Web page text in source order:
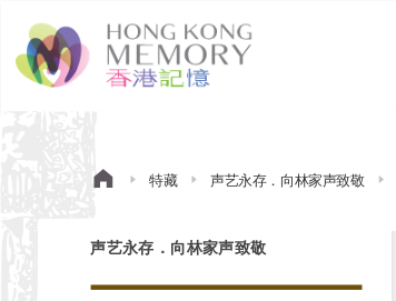
特藏 声艺永存．向林家声致敬
声艺永存．向林家声致敬